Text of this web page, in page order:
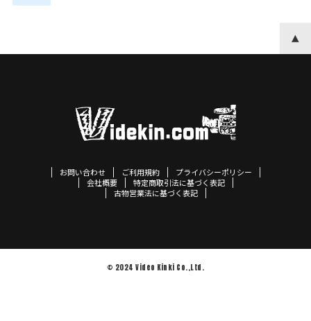
お問い合わせ ご利用規約
プライバシーポリシー
会社概要
特定商取引法に基づく表記
古物営業法に基づく表記
© 2024 Video Kinki Co.,Ltd.